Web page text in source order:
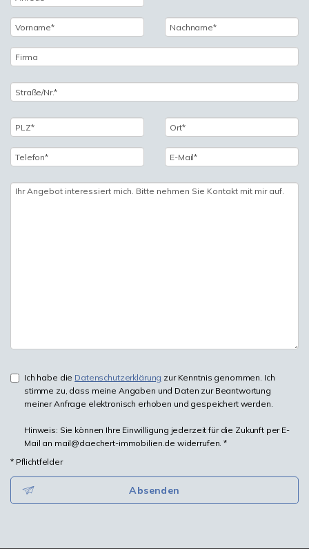
Ich habe die Datenschutzerklärung zur Kenntnis genommen. Ich
stimme zu, dass meine Angaben und Daten zur Beantwortung
meiner Anfrage elektronisch erhoben und gespeichert werden.
Hinweis: Sie können Ihre Einwilligung jederzeit für die Zukunft per E-
Mail an mail@daechert-immobilien.de widerrufen. *
* Pflichtfelder
Absenden